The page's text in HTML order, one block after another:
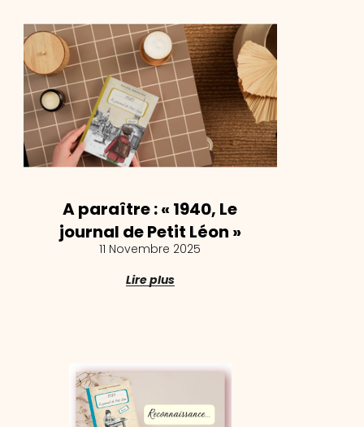
A paraître : « 1940, Le
journal de Petit Léon »
11 Novembre 2025
Lire plus